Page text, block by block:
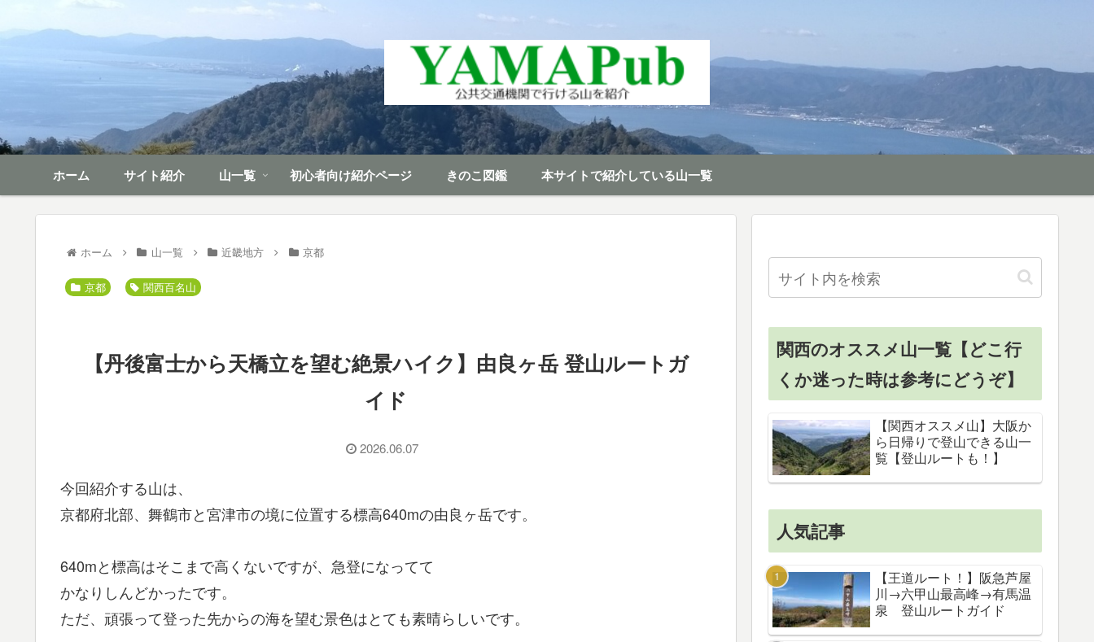
ホーム サイト紹介 山一覧 初心者向け紹介ページ きのこ図鑑 本サイトで紹介している山一覧
ホーム 山一覧 近畿地方 京都
京都 関西百名山
【丹後富士から天橋立を望む絶景ハイク】由良ヶ岳 登山ルートガ
イド
2026.06.07
今回紹介する山は、
京都府北部、舞鶴市と宮津市の境に位置する標高640mの由良ヶ岳です。
640mと標高はそこまで高くないですが、急登になってて
かなりしんどかったです。
ただ、頑張って登った先からの海を望む景色はとても素晴らしいです。
関西のオススメ山一覧【どこ行
くか迷った時は参考にどうぞ】
【関西オススメ山】大阪か
ら日帰りで登山できる山一
覧【登山ルートも！】
人気記事
【王道ルート！】阪急芦屋
川→六甲山最高峰→有馬温
泉 登山ルートガイド